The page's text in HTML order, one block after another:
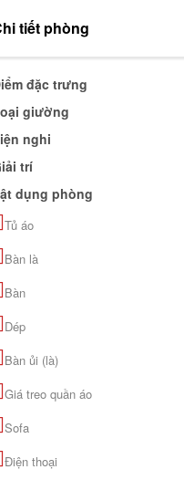
Đăng nhập
Lạt, Tỉnh Lâm Đồng - 0964337293
tiết phòng
đặc trưng
giường
nghi
trí
dụng phòng
Tủ áo
Bàn là
Bàn
Dép
Bàn ủi (là)
Giá treo quần áo
Sofa
Điện thoại